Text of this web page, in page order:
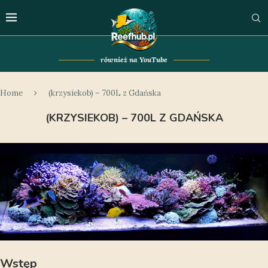
również na YouTube
Home (krzysiekob) – 700L z Gdańska
(KRZYSIEKOB) – 700L Z GDAŃSKA
Wstęp